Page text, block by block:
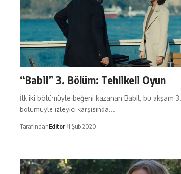
“Babil” 3. Bölüm: Tehlikeli Oyun
İlk iki bölümüyle beğeni kazanan Babil, bu akşam 3.
bölümüyle izleyici karşısında.…
TarafındanEditör 1 Şub 2020